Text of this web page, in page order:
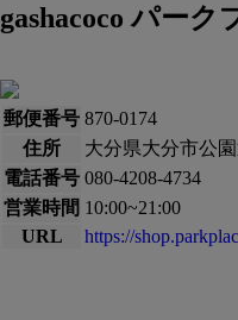
gashacoco パーク
郵便番号 870-0174
住所
大分県大分市公
電話番号 080-4208-4734
営業時間 10:00~21:00
URL
https://